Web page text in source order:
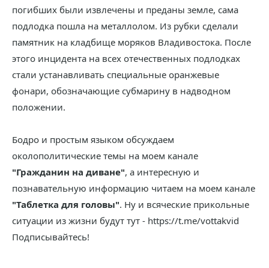
погибших были извлечены и преданы земле, сама
подлодка пошла на металлолом. Из рубки сделали
памятник на кладбище моряков Владивостока. После
этого инцидента на всех отечественных подлодках
стали устанавливать специальные оранжевые
фонари, обозначающие субмарину в надводном
положении.
Бодро и простым языком обсуждаем
околополитические темы на моем канале
"Гражданин на диване", а интересную и
познавательную информацию читаем на моем канале
"Таблетка для головы". Ну и всяческие прикольные
ситуации из жизни будут тут - https://t.me/vottakvid
Подписывайтесь!